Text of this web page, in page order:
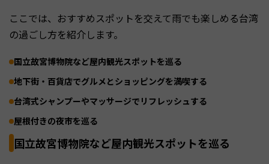
ここでは、おすすめスポットを交えて雨でも楽しめる台湾
の過ごし方を紹介します。
国立故宮博物院など屋内観光スポットを巡る
地下街・百貨店でグルメとショッピングを満喫する
台湾式シャンプーやマッサージでリフレッシュする
屋根付きの夜市を巡る
国立故宮博物院など屋内観光スポットを巡る